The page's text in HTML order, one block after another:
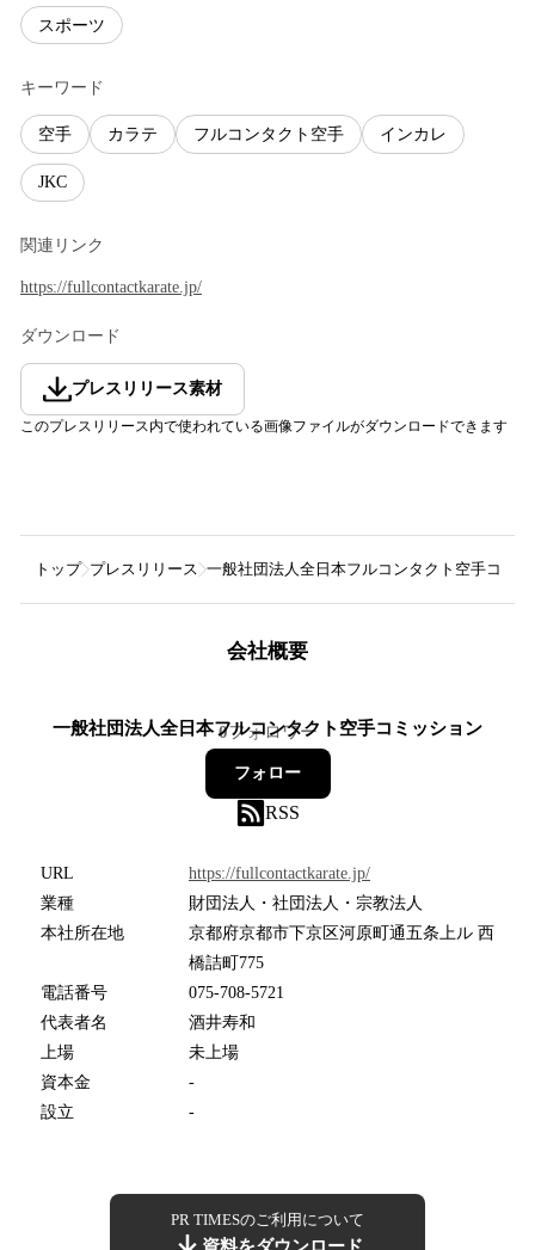
スポーツ
キーワード
空手 カラテ フルコンタクト空手 インカレ
JKC
関連リンク
https://fullcontactkarate.jp/
ダウンロード
プレスリリース素材
このプレスリリース内で使われている画像ファイルがダウンロードできます
トップ プレスリリース 一般社団法人全日本フルコンタクト空手コミ
会社概要
一般社団法人全日本フルコンタクト空手コミッション
0フォロワー
フォロー
RSS
URL
https://fullcontactkarate.jp/
業種
財団法人・社団法人・宗教法人
本社所在地
京都府京都市下京区河原町通五条上ル 西
橋詰町775
電話番号
075-708-5721
代表者名
酒井寿和
上場
未上場
資本金
-
設立
-
PR TIMESのご利用について
資料をダウンロード